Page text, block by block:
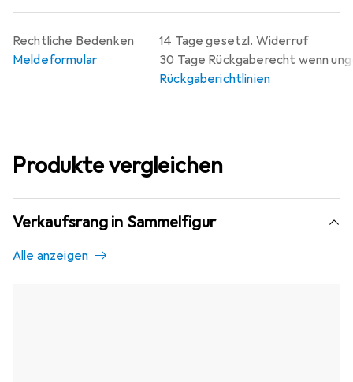
14 Tage gesetzl. Widerruf
30 Tage Rückgaberecht wenn
Rückgaberichtlinien
Rechtliche Bedenken
Meldeformular
Produkte vergleichen
Verkaufsrang in Sammelfigur
Alle anzeigen